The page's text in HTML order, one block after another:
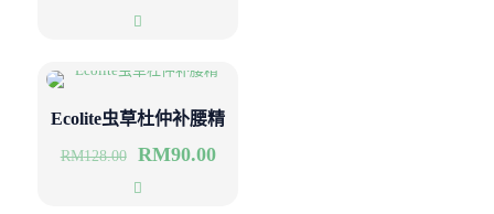
Ecolite虫草杜仲补腰精
RM128.00 RM90.00